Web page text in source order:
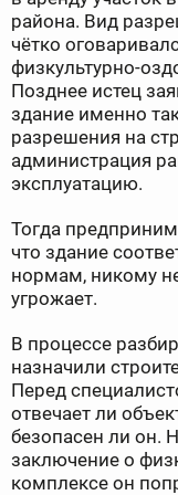
района. Вид
чётко
физкультурно-
Позднее истец
здание именно
разрешения на
администрация
эксплуатацию.
Тогда
что здание
нормам, никому
угрожает.
В процессе
назначили
Перед
отвечает ли
безопасен ли он.
заключение о
комплексе он